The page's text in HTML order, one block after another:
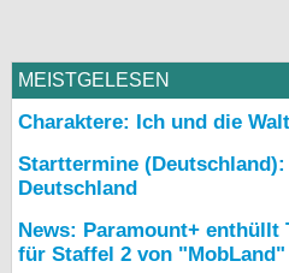
MEISTGELESEN
Charaktere: Ich und die
Starttermine
Deutschland
News: Paramount+
für Staffel 2 von "MobLand"